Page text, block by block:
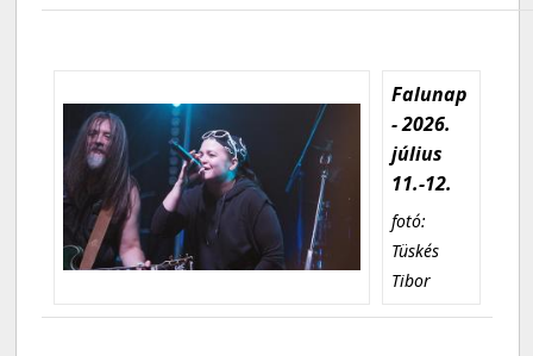
Falunap
- 2026.
július
11.-12.
fotó:
Tüskés
Tibor